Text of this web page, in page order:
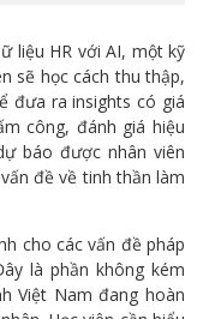
liệu HR với AI, một kỹ
sẽ học cách thu thập,
đưa ra insights có giá
công, đánh giá hiệu
báo được nhân viên
đề về tinh thần làm
cho các vấn đề pháp
là phần không kém
Việt Nam đang hoàn